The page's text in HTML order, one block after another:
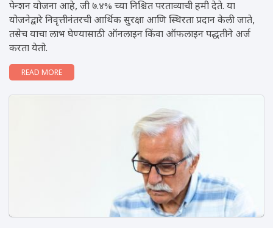
पेन्शन योजना आहे, जी ७.४% च्या निश्चित परताव्याची हमी देते. या
योजनेद्वारे निवृत्तीनंतरची आर्थिक सुरक्षा आणि स्थिरता प्रदान केली जाते,
तसेच याचा लाभ घेण्यासाठी ऑनलाइन किंवा ऑफलाइन पद्धतीने अर्ज
करता येतो.
READ MORE